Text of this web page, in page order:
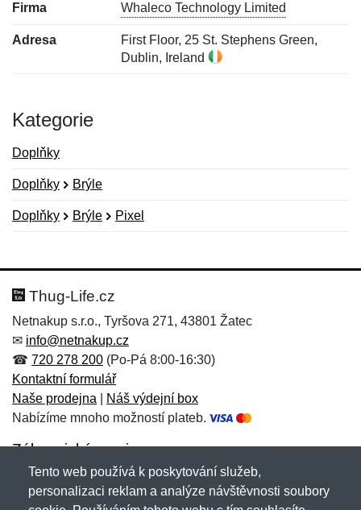
Firma Whaleco Technology Limited
Adresa
First Floor, 25 St. Stephens Green,
Dublin, Ireland
Kategorie
Doplňky
Doplňky Brýle
Doplňky Brýle Pixel
Hodnocení:
Jméno: *
Jméno:
E-mail:*
Thug-Life.cz
Netnakup s.r.o., Tyršova 271, 43801 Žatec
✉ info@netnakup.cz
☎ 720 278 200 (Po-Pá 8:00-16:30)
Kontaktní formulář
Naše prodejna
Náš výdejní box
Nabízíme mnoho možností plateb.
Zákaznický servis
Novinky emailem
Tento web používá k poskytování služeb,
personalizaci reklam a analýze návštěvnosti soubory